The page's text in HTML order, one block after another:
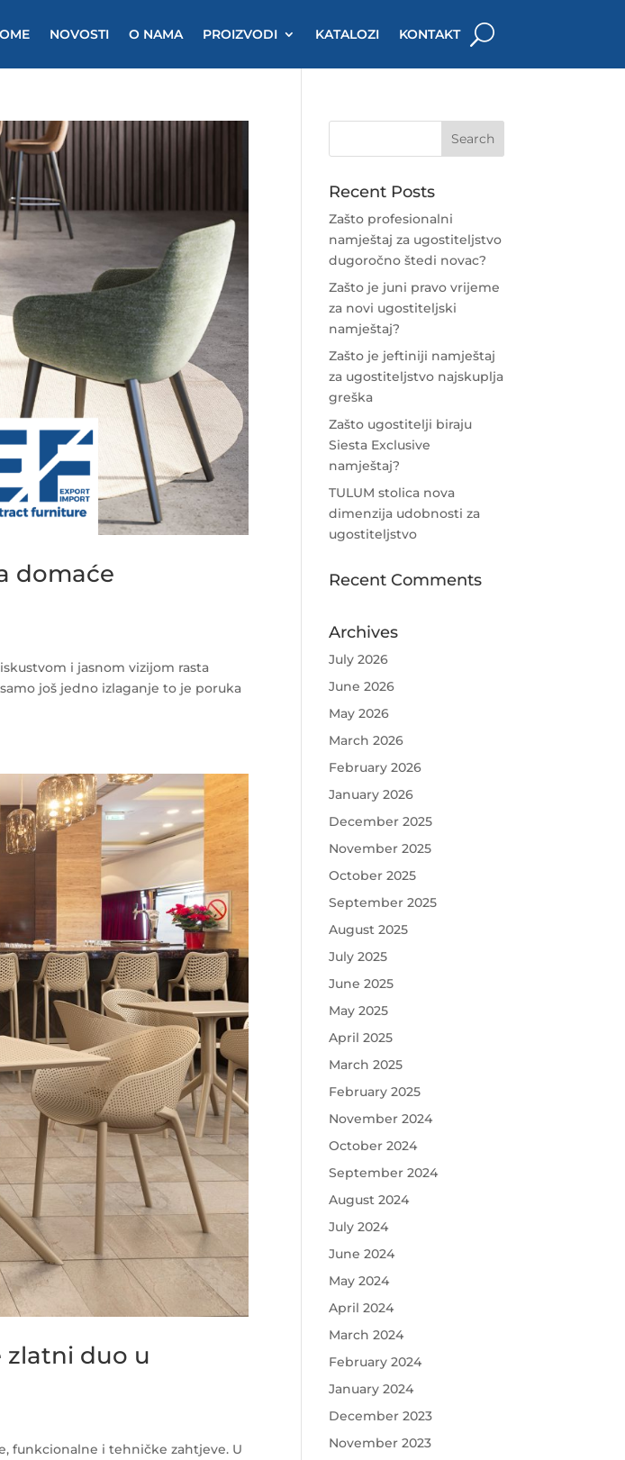
NOVOSTI O NAMA PROIZVODI KATALOZI KONTAKT
domaće
i jasnom vizijom rasta
još jedno izlaganje to je poruka
zlatni duo u
funkcionalne i tehničke zahtjeve. U
Recent Posts
Zašto profesionalni
namještaj za ugostiteljstvo
dugoročno štedi novac?
Zašto je juni pravo vrijeme
za novi ugostiteljski
namještaj?
Zašto je jeftiniji namještaj
za ugostiteljstvo najskuplja
greška
Zašto ugostitelji biraju
Siesta Exclusive
namještaj?
TULUM stolica nova
dimenzija udobnosti za
ugostiteljstvo
Recent Comments
Archives
July 2026
June 2026
May 2026
March 2026
February 2026
January 2026
December 2025
November 2025
October 2025
September 2025
August 2025
July 2025
June 2025
May 2025
April 2025
March 2025
February 2025
November 2024
October 2024
September 2024
August 2024
July 2024
June 2024
May 2024
April 2024
March 2024
February 2024
January 2024
December 2023
November 2023